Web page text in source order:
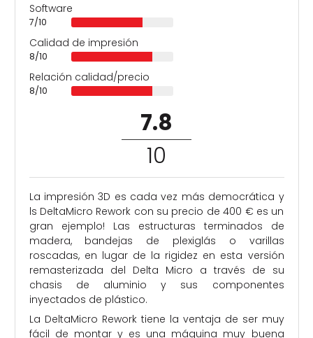
Software
7/10
Calidad de impresión
8/10
Relación calidad/precio
8/10
7.8
10
La impresión 3D es cada vez más democrática y
ls DeltaMicro Rework con su precio de 400 € es un
gran ejemplo! Las estructuras terminados de
madera, bandejas de plexiglás o varillas
roscadas, en lugar de la rigidez en esta versión
remasterizada del Delta Micro a través de su
chasis de aluminio y sus componentes
inyectados de plástico.
La DeltaMicro Rework tiene la ventaja de ser muy
fácil de montar y es una máquina muy buena